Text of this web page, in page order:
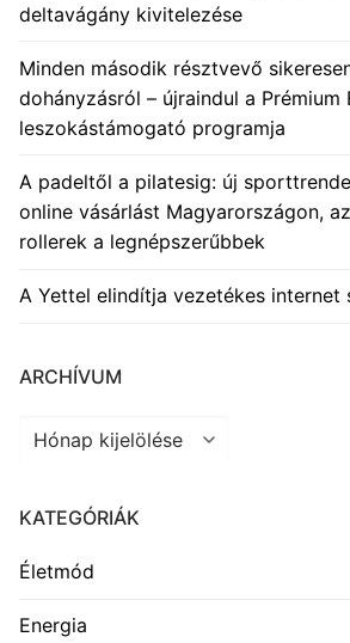
deltavágány kivitelezése
Minden második résztvevő
dohányzásról – újraindul a Prémium
leszokástámogató programja
A padeltől a pilatesig: új
online vásárlást Magyarországon,
rollerek a legnépszerűbbek
A Yettel elindítja vezetékes internet
ARCHÍVUM
Archívum
KATEGÓRIÁK
Életmód
Energia